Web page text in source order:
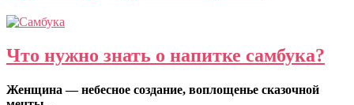
Что нужно знать о напитке самбука?
Женщина — небесное создание, воплощенье сказочной